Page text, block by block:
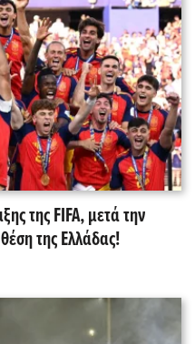
της FIFA, μετά την
της Ελλάδας!